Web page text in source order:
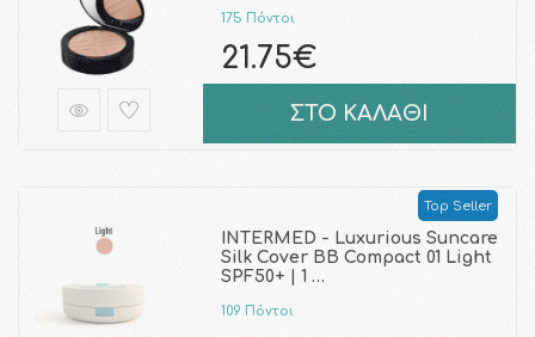
175 Πόντοι
21.75€
ΣΤΟ ΚΑΛΑΘΙ
Top Seller
INTERMED - Luxurious Suncare
Silk Cover BB Compact 01 Light
SPF50+ | 1 …
109 Πόντοι